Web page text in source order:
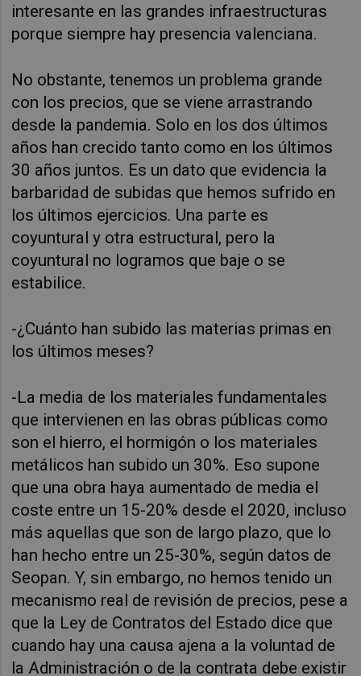
interesante en las grandes infraestructuras
porque siempre hay presencia valenciana.
No obstante, tenemos un problema grande
con los precios, que se viene arrastrando
desde la pandemia. Solo en los dos últimos
años han crecido tanto como en los últimos
30 años juntos. Es un dato que evidencia la
barbaridad de subidas que hemos sufrido en
los últimos ejercicios. Una parte es
coyuntural y otra estructural, pero la
coyuntural no logramos que baje o se
estabilice.
-¿Cuánto han subido las materias primas en
los últimos meses?
-La media de los materiales fundamentales
que intervienen en las obras públicas como
son el hierro, el hormigón o los materiales
metálicos han subido un 30%. Eso supone
que una obra haya aumentado de media el
coste entre un 15-20% desde el 2020, incluso
más aquellas que son de largo plazo, que lo
han hecho entre un 25-30%, según datos de
Seopan. Y, sin embargo, no hemos tenido un
mecanismo real de revisión de precios, pese a
que la Ley de Contratos del Estado dice que
cuando hay una causa ajena a la voluntad de
la Administración o de la contrata debe existir